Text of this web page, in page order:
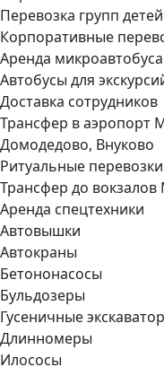
Перевозка групп
Корпоративные
Аренда
Автобусы для
Доставка сотрудников
Трансфер в аэропорт
Домодедово, Внуково
Ритуальные перевозки
Трансфер до
Аренда спецтехники
Автовышки
Автокраны
Бетононасосы
Бульдозеры
Гусеничные
Длинномеры
Илососы